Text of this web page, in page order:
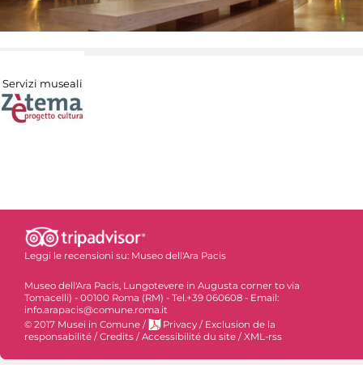
Servizi museali
Leggi le recensioni su: Museo dell'Ara Pacis
Museo dell'Ara Pacis, Lungotevere in Augusta corner to via
Tomacelli) - 00100 Roma (RM) - Tel.+39 060608 - Email:
info.arapacis@comune.roma.it
© 2017 Musei in Comune / Privacy / Exclusion de la
responsabilité / Credits / Accessibilité du site / XML-rss